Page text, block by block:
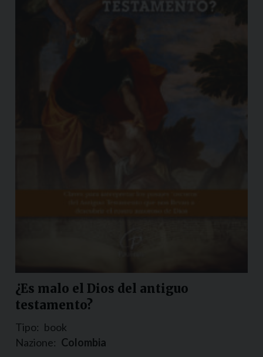
¿Es malo el Dios del antiguo
testamento?
Tipo: book
Nazione: Colombia